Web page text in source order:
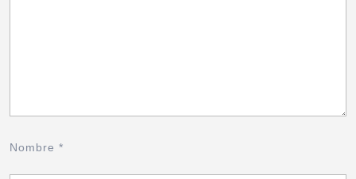
Nombre *